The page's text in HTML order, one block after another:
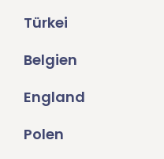
Türkei
Belgien
England
Polen